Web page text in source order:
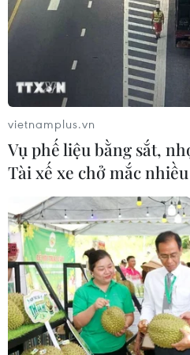
TIN LIÊN QUAN
Xây dựng hệ thống
trồng càphê thời 4.0
vietnamplus.vn
Vụ phế liệu bằng sắt,
Tài xế xe chở mắc